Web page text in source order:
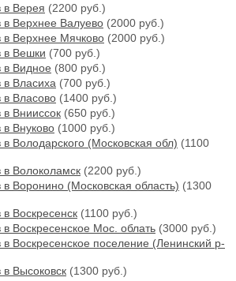
в Верея (2200 руб.)
в Верхнее Валуево (2000 руб.)
в Верхнее Мячково (2000 руб.)
в Вешки (700 руб.)
в Видное (800 руб.)
в Власиха (700 руб.)
в Власово (1400 руб.)
в Внииссок (650 руб.)
в Внуково (1000 руб.)
в Володарского (Московская обл) (1100
в Волоколамск (2200 руб.)
в Воронино (Московская область) (1300
в Воскресенск (1100 руб.)
в Воскресенское Мос. облать (3000 руб.)
в Воскресенское поселение (Ленинский р-
в Высоковск (1300 руб.)